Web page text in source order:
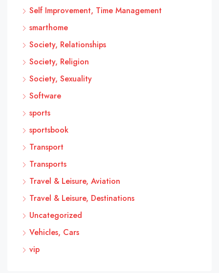
Self Improvement, Time Management
smarthome
Society, Relationships
Society, Religion
Society, Sexuality
Software
sports
sportsbook
Transport
Transports
Travel & Leisure, Aviation
Travel & Leisure, Destinations
Uncategorized
Vehicles, Cars
vip